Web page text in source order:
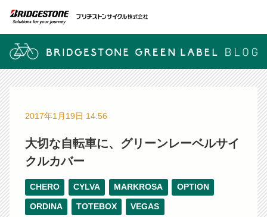
2017年1月19日 14:56
大切な自転車に、グリーンレーベルサイ
クルカバー
CHERO CYLVA MARKROSA OPTION
ORDINA TOTEBOX VEGAS